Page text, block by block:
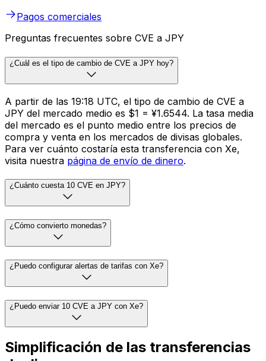
Pagos comerciales
Preguntas frecuentes sobre CVE a JPY
¿Cuál es el tipo de cambio de CVE a JPY hoy?
A partir de las 19:18 UTC, el tipo de cambio de CVE a
JPY del mercado medio es $1 = ¥1.6544. La tasa media
del mercado es el punto medio entre los precios de
compra y venta en los mercados de divisas globales.
Para ver cuánto costaría esta transferencia con Xe,
visita nuestra página de envío de dinero.
¿Cuánto cuesta 10 CVE en JPY?
¿Cómo convierto monedas?
¿Puedo configurar alertas de tarifas con Xe?
¿Puedo enviar 10 CVE a JPY con Xe?
Simplificación de las transferencias